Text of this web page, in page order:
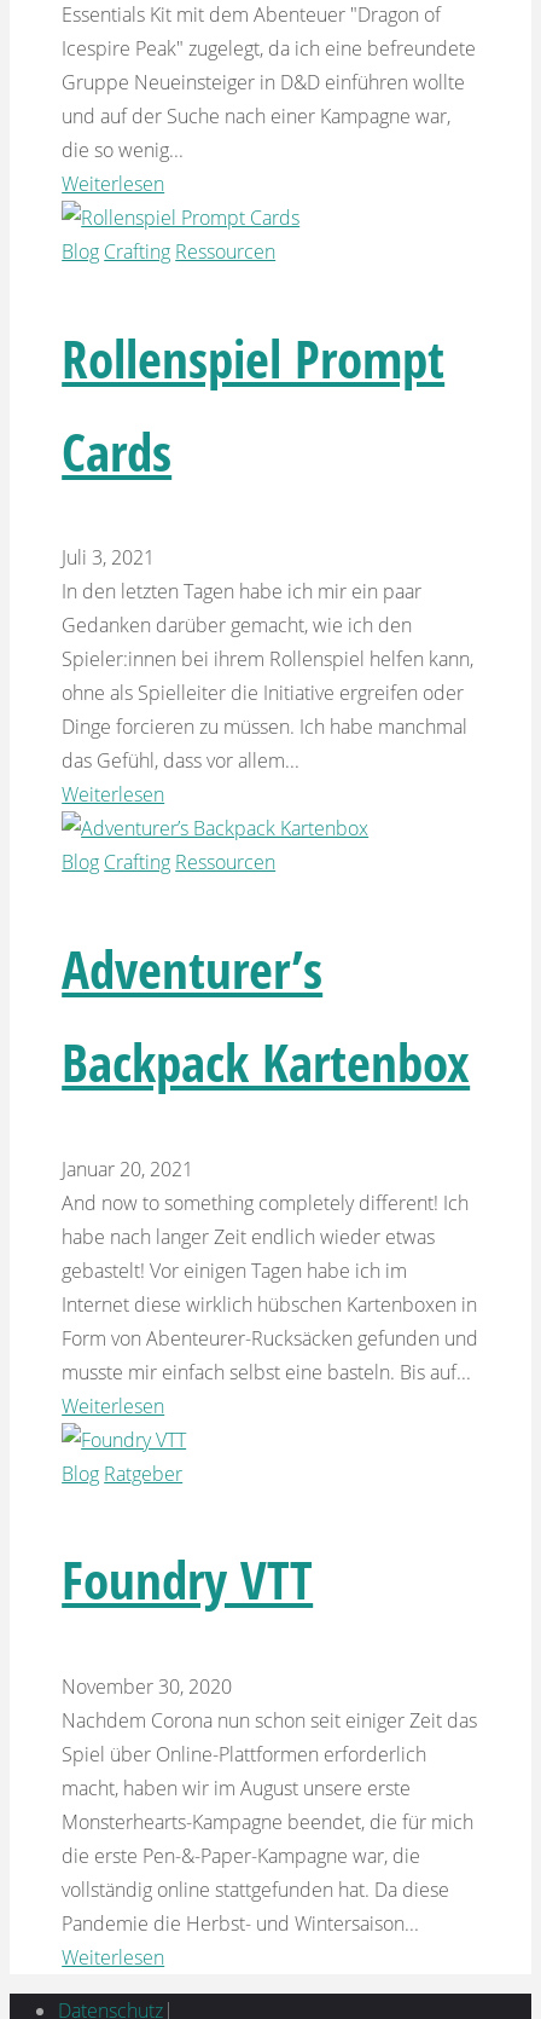
Essentials Kit mit dem Abenteuer "Dragon of
Icespire Peak" zugelegt, da ich eine befreundete
Gruppe Neueinsteiger in D&D einführen wollte
und auf der Suche nach einer Kampagne war,
die so wenig...
Weiterlesen
Blog Crafting Ressourcen
Rollenspiel Prompt
Cards
Juli 3, 2021
In den letzten Tagen habe ich mir ein paar
Gedanken darüber gemacht, wie ich den
Spieler:innen bei ihrem Rollenspiel helfen kann,
ohne als Spielleiter die Initiative ergreifen oder
Dinge forcieren zu müssen. Ich habe manchmal
das Gefühl, dass vor allem...
Weiterlesen
Blog Crafting Ressourcen
Adventurer’s
Backpack Kartenbox
Januar 20, 2021
And now to something completely different! Ich
habe nach langer Zeit endlich wieder etwas
gebastelt! Vor einigen Tagen habe ich im
Internet diese wirklich hübschen Kartenboxen in
Form von Abenteurer-Rucksäcken gefunden und
musste mir einfach selbst eine basteln. Bis auf...
Weiterlesen
Blog Ratgeber
Foundry VTT
November 30, 2020
Nachdem Corona nun schon seit einiger Zeit das
Spiel über Online-Plattformen erforderlich
macht, haben wir im August unsere erste
Monsterhearts-Kampagne beendet, die für mich
die erste Pen-&-Paper-Kampagne war, die
vollständig online stattgefunden hat. Da diese
Pandemie die Herbst- und Wintersaison...
Weiterlesen
Datenschutz|